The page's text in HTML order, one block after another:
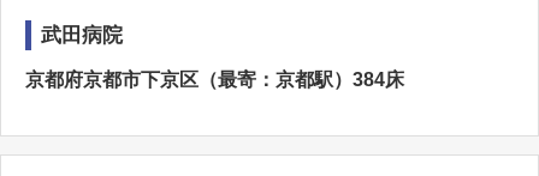
武田病院
京都府京都市下京区（最寄：京都駅）384床